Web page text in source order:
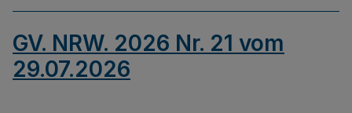
GV. NRW. 2026 Nr. 21 vom
29.07.2026